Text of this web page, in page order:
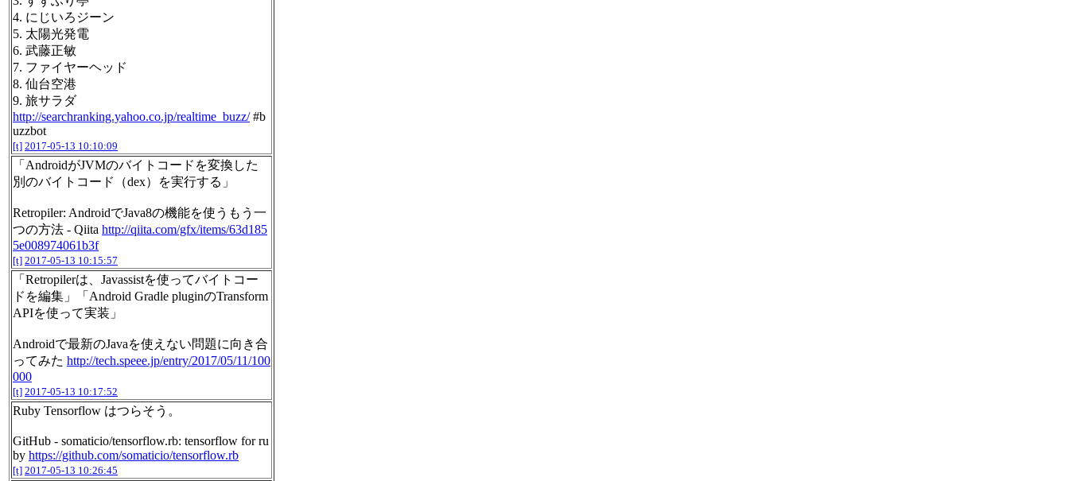
4. にじいろジーン
5. 太陽光発電
6. 武藤正敏
7. ファイヤーヘッド
8. 仙台空港
9. 旅サラダ
http://searchranking.yahoo.co.jp/realtime_buzz/#b
uzzbot
[t] 2017-05-13 10:10:09
「AndroidがJVMのバイトコードを変換した
別のバイトコード（dex）を実行する」
Retropiler: AndroidでJava8の機能を使うもう一
つの方法 - Qiita http://qiita.com/gfx/items/63d185
5e008974061b3f
[t] 2017-05-13 10:15:57
「Retropilerは、Javassistを使ってバイトコー
ドを編集」「Android Gradle pluginのTransform
APIを使って実装」
Androidで最新のJavaを使えない問題に向き合
ってみた http://tech.speee.jp/entry/2017/05/11/100
000
[t] 2017-05-13 10:17:52
Ruby Tensorflow はつらそう。
GitHub - somaticio/tensorflow.rb: tensorflow for ru
by https://github.com/somaticio/tensorflow.rb
[t] 2017-05-13 10:26:45